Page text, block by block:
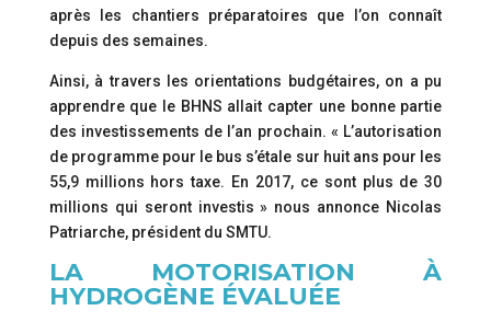
après les chantiers préparatoires que l’on connaît
depuis des semaines.
Ainsi, à travers les orientations budgétaires, on a pu
apprendre que le BHNS allait capter une bonne partie
des investissements de l’an prochain. « L’autorisation
de programme pour le bus s’étale sur huit ans pour les
55,9 millions hors taxe. En 2017, ce sont plus de 30
millions qui seront investis » nous annonce Nicolas
Patriarche, président du SMTU.
LA MOTORISATION À
HYDROGÈNE ÉVALUÉE